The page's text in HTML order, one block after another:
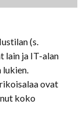
(s.
lain ja IT-alan
lukien.
ovat
koko